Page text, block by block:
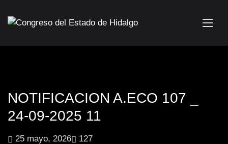
NOTIFICACION A.ECO 107 _
24-09-2025 11
25 mayo, 2026
127